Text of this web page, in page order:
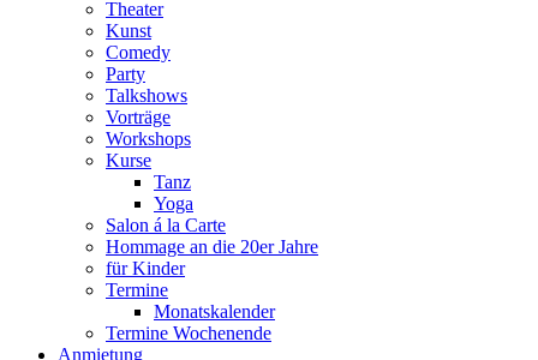
Theater
Kunst
Comedy
Party
Talkshows
Vorträge
Workshops
Kurse
Tanz
Yoga
Salon á la Carte
Hommage an die 20er Jahre
für Kinder
Termine
Monatskalender
Termine Wochenende
Anmietung